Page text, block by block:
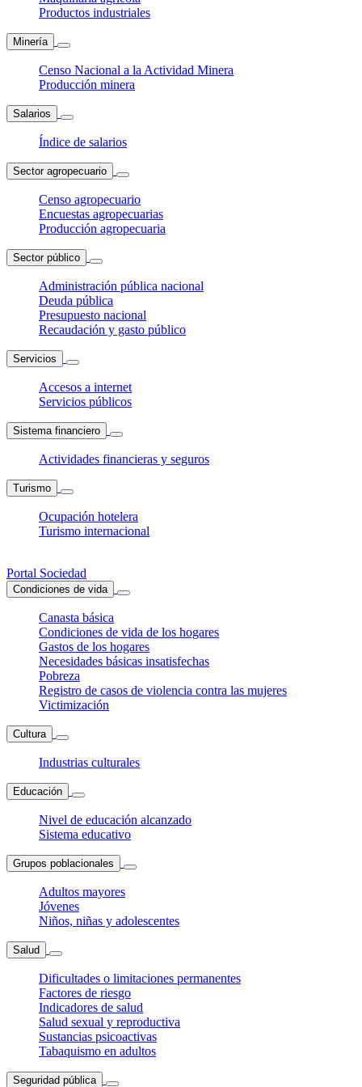
Productos industriales
Minería
Censo Nacional a la Actividad Minera
Producción minera
Salarios
Índice de salarios
Sector agropecuario
Censo agropecuario
Encuestas agropecuarias
Producción agropecuaria
Sector público
Administración pública nacional
Deuda pública
Presupuesto nacional
Recaudación y gasto público
Servicios
Accesos a internet
Servicios públicos
Sistema financiero
Actividades financieras y seguros
Turismo
Ocupación hotelera
Turismo internacional
Portal Sociedad
Condiciones de vida
Canasta básica
Condiciones de vida de los hogares
Gastos de los hogares
Necesidades básicas insatisfechas
Pobreza
Registro de casos de violencia contra las mujeres
Victimización
Cultura
Industrias culturales
Educación
Nivel de educación alcanzado
Sistema educativo
Grupos poblacionales
Adultos mayores
Jóvenes
Niños, niñas y adolescentes
Salud
Dificultades o limitaciones permanentes
Factores de riesgo
Indicadores de salud
Salud sexual y reproductiva
Sustancias psicoactivas
Tabaquismo en adultos
Seguridad pública